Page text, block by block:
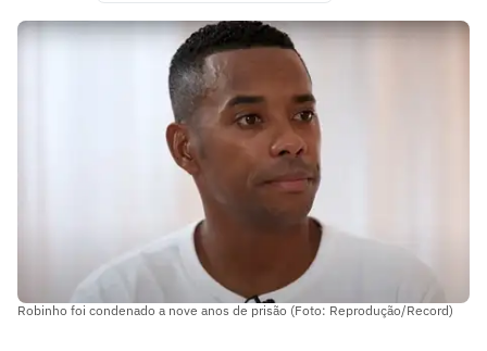
Robinho foi condenado a nove anos de prisão (Foto: Reprodução/Record)